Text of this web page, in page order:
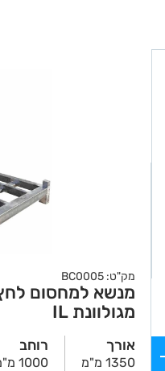
מק"ט: BC0005
מנשא למחסום
מגולוונת IL
אורך
1350 מ"מ
רוחב
1000 מ"מ